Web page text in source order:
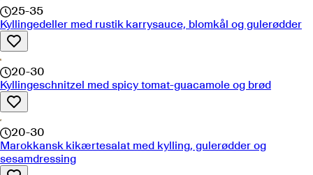
25-35
Kyllingedeller med rustik karrysauce, blomkål og gulerødder
20-30
Kyllingeschnitzel med spicy tomat-guacamole og brød
20-30
Marokkansk kikærtesalat med kylling, gulerødder og
sesamdressing